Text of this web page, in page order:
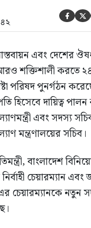
 
এবং দেশের
শক্তিশালী করতে
পরিষদ পুনর্গঠন
হিসেবে দায়িত্ব
এবং সদস্য
মন্ত্রণালয়ের সচিব।
বাংলাদেশ
চেয়ারম্যান এবং
চেয়ারম্যানকে নতুন